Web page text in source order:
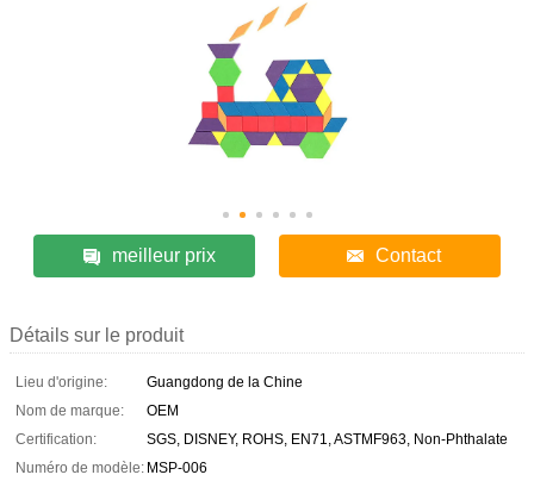
meilleur prix Contact
Détails sur le produit
Lieu d'origine:
Guangdong de la Chine
Nom de marque:
OEM
Certification:
SGS, DISNEY, ROHS, EN71, ASTMF963, Non-Phthalate
Numéro de modèle: MSP-006